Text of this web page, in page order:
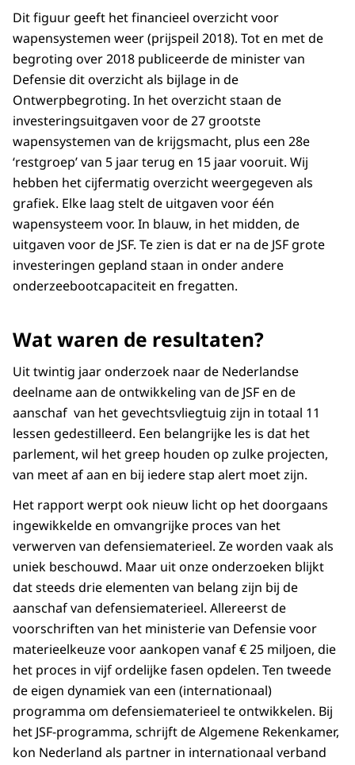
Dit figuur geeft het financieel overzicht voor
wapensystemen weer (prijspeil 2018). Tot en met de
begroting over 2018 publiceerde de minister van
Defensie dit overzicht als bijlage in de
Ontwerpbegroting. In het overzicht staan de
investeringsuitgaven voor de 27 grootste
wapensystemen van de krijgsmacht, plus een 28e
‘restgroep’ van 5 jaar terug en 15 jaar vooruit. Wij
hebben het cijfermatig overzicht weergegeven als
grafiek. Elke laag stelt de uitgaven voor één
wapensysteem voor. In blauw, in het midden, de
uitgaven voor de JSF. Te zien is dat er na de JSF grote
investeringen gepland staan in onder andere
onderzeebootcapaciteit en fregatten.
Wat waren de resultaten?
Uit twintig jaar onderzoek naar de Nederlandse
deelname aan de ontwikkeling van de JSF en de
aanschaf van het gevechtsvliegtuig zijn in totaal 11
lessen gedestilleerd. Een belangrijke les is dat het
parlement, wil het greep houden op zulke projecten,
van meet af aan en bij iedere stap alert moet zijn.
Het rapport werpt ook nieuw licht op het doorgaans
ingewikkelde en omvangrijke proces van het
verwerven van defensiematerieel. Ze worden vaak als
uniek beschouwd. Maar uit onze onderzoeken blijkt
dat steeds drie elementen van belang zijn bij de
aanschaf van defensiematerieel. Allereerst de
voorschriften van het ministerie van Defensie voor
materieelkeuze voor aankopen vanaf € 25 miljoen, die
het proces in vijf ordelijke fasen opdelen. Ten tweede
de eigen dynamiek van een (internationaal)
programma om defensiematerieel te ontwikkelen. Bij
het JSF-programma, schrijft de Algemene Rekenkamer,
kon Nederland als partner in internationaal verband